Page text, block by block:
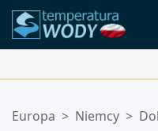
Twoja lista ulubionych
Europa > Niemcy >